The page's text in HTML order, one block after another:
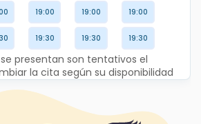
19:00
19:30
19:00
19:30
19:00
19:30
presentan son tentativos el
la cita según su disponibilidad